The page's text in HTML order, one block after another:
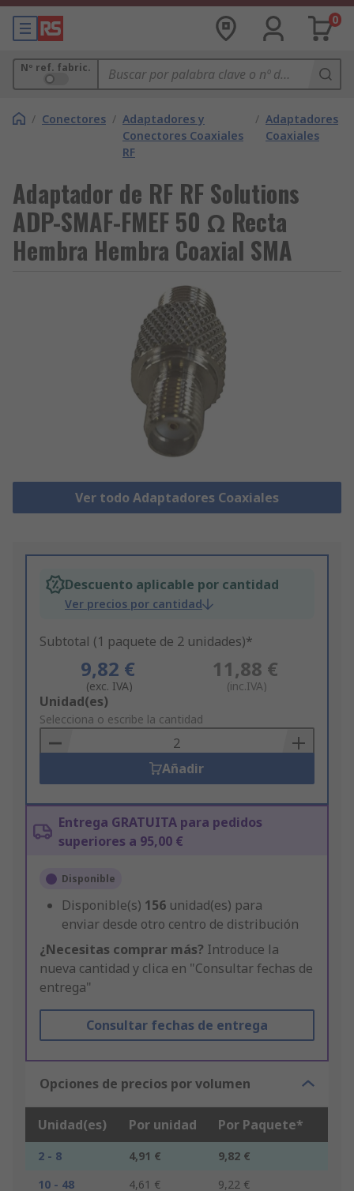
0
Nº ref. fabric.
/ Conectores / Adaptadores y
Conectores Coaxiales
RF
/ Adaptadores
Coaxiales
Adaptador de RF RF Solutions
ADP-SMAF-FMEF 50 Ω Recta
Hembra Hembra Coaxial SMA
Ver todo Adaptadores Coaxiales
Descuento aplicable por cantidad
Ver precios por cantidad
Subtotal (1 paquete de 2 unidades)*
9,82 €
(exc. IVA)
11,88 €
(inc.IVA)
Add
to
Basket
Unidad(es)
Selecciona o escribe la cantidad
Añadir
Entrega GRATUITA para pedidos
superiores a 95,00 €
Disponible
Disponible(s) 156 unidad(es) para
enviar desde otro centro de distribución
¿Necesitas comprar más? Introduce la
nueva cantidad y clica en "Consultar fechas de
entrega"
Consultar fechas de entrega
Opciones de precios por volumen
Unidad(es) Por unidad Por Paquete*
2 - 8 4,91 €
9,82 €
10 - 48
4,61 €
9,22 €